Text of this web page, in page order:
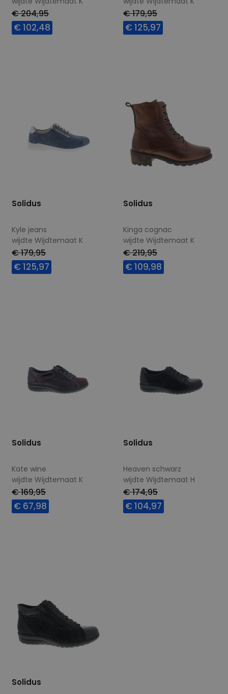
€ 204,95
€ 102,48
€ 179,95
€ 125,97
Solidus
Kyle jeans
wijdte Wijdtemaat K
€ 179,95
€ 125,97
Solidus
Kinga cognac
wijdte Wijdtemaat K
€ 219,95
€ 109,98
Solidus
Kate wine
wijdte Wijdtemaat K
€ 169,95
€ 67,98
Solidus
Heaven schwarz
wijdte Wijdtemaat H
€ 174,95
€ 104,97
Solidus